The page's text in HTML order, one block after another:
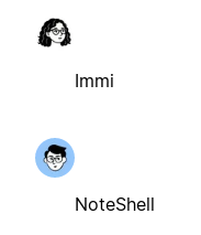
Immi
NoteShell